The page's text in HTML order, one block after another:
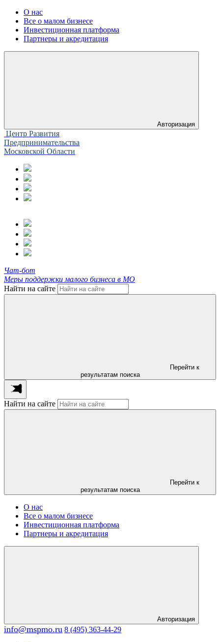
О нас
Все о малом бизнесе
Инвестиционная платформа
Партнеры и акредитация
Авторизация
Центр Развития
Предпринимательства
Московской Области
Чат-бот
Меры поддержки малого бизнеса в МО
Найти на сайте
Перейти к
результатам поиска
Найти на сайте
Перейти к
результатам поиска
О нас
Все о малом бизнесе
Инвестиционная платформа
Партнеры и акредитация
Авторизация
info@mspmo.ru 8 (495) 363-44-29